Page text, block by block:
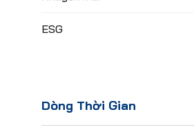
ESG
Dòng Thời Gian